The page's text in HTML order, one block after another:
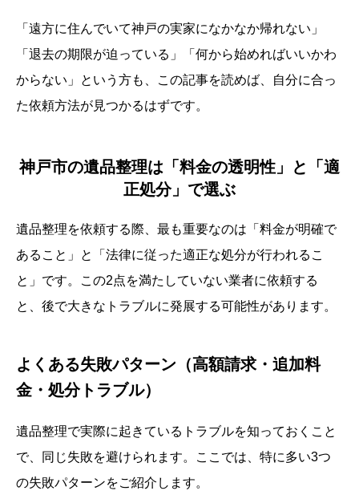
「遠方に住んでいて神戸の実家になかなか帰れない」
「退去の期限が迫っている」「何から始めればいいかわ
からない」という方も、この記事を読めば、自分に合っ
た依頼方法が見つかるはずです。
神戸市の遺品整理は「料金の透明性」と「適
正処分」で選ぶ
遺品整理を依頼する際、最も重要なのは「料金が明確で
あること」と「法律に従った適正な処分が行われるこ
と」です。この2点を満たしていない業者に依頼する
と、後で大きなトラブルに発展する可能性があります。
よくある失敗パターン（高額請求・追加料
金・処分トラブル）
遺品整理で実際に起きているトラブルを知っておくこと
で、同じ失敗を避けられます。ここでは、特に多い3つ
の失敗パターンをご紹介します。